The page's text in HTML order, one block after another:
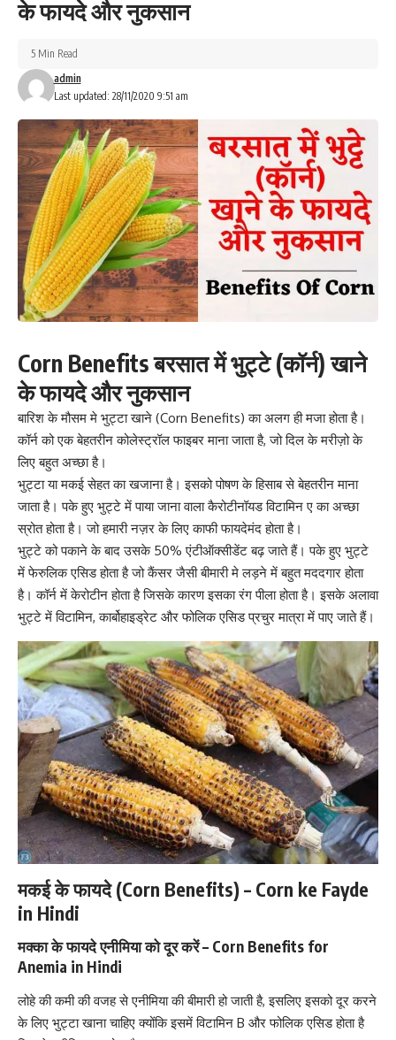
के फायदे और नुकसान
Last updated: 28/11/2020 9:51 am
admin
5 Min Read
Corn Benefits बरसात में भुट्टे (कॉर्न) खाने
के फायदे और नुकसान
बारिश के मौसम मे भुट्टा खाने (Corn Benefits) का अलग ही मजा होता है।
कॉर्न को एक बेहतरीनकोलेस्ट्रॉलफाइबर माना जाता है, जो दिल के मरीज़ो के
लिए बहुत अच्छा है।
भुट्टा या मकई सेहत का खजाना है। इसको पोषण के हिसाब से बेहतरीन माना
जाता है। पके हुए भुट्टे में पाया जाना वाला कैरोटीनॉयडविटामिन एका अच्छा
स्रोत होता है। जो हमारी नज़र के लिए काफी फायदेमंद होता है।
भुट्टे को पकाने के बाद उसके 50% एंटीऑक्सीडेंट बढ़ जाते हैं। पके हुए भुट्टे
में फेरुलिक एसिड होता है जो कैंसर जैसी बीमारी मे लड़ने में बहुत मददगार होता
है। कॉर्न में केरोटीन होता है जिसके कारण इसका रंग पीला होता है। इसके अलावा
भुट्टे मेंविटामिन, कार्बोहाइड्रेट और फोलिक एसिड प्रचुर मात्रा में पाए जाते हैं।
मकई के फायदे (Corn Benefits) – Corn ke Fayde
in Hindi
मक्का के फायदे एनीमिया को दूर करें – Corn Benefits for
Anemia in Hindi
लोहे की कमी की वजह सेएनीमियाकी बीमारी हो जाती है, इसलिए इसको दूर करने
के लिए भुट्टा खाना चाहिए क्योंकि इसमेंविटामिन B और फोलिक एसिड होता है